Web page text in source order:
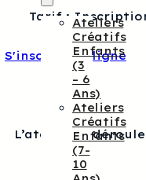
Ateliers
Créatifs
Enfants
(3
– 6
Ans)
Ateliers
Créatifs
Enfants
(7-
10
Tarif : Inscription
S'inscrire en ligne
L’atelier se